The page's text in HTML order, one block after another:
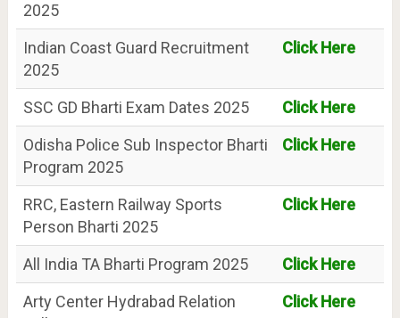
2025
Indian Coast Guard Recruitment
2025
Click Here
SSC GD Bharti Exam Dates 2025
Click Here
Odisha Police Sub Inspector Bharti
Program 2025
Click Here
RRC, Eastern Railway Sports
Person Bharti 2025
Click Here
All India TA Bharti Program 2025
Click Here
Arty Center Hydrabad Relation
Click Here